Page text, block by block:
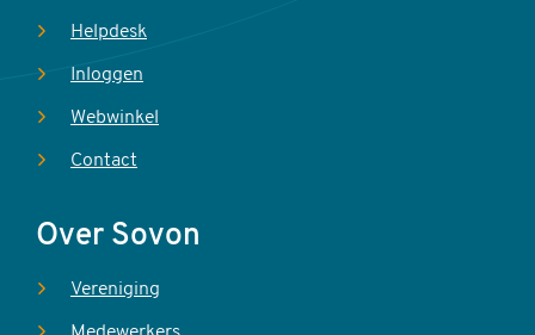
Helpdesk
Inloggen
Webwinkel
Contact
Over Sovon
Vereniging